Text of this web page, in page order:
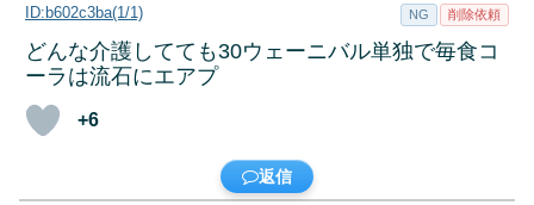
ID:b602c3ba(1/1) NG 削除依頼
どんな介護してても30ウェーニバル単独で毎食コ
ーラは流石にエアプ
+6
返信